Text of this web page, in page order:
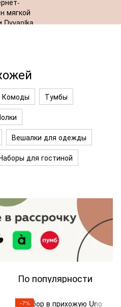
Комоды
Тумбы
Вешалки для одежды
для гостиной
По популярности
−7%